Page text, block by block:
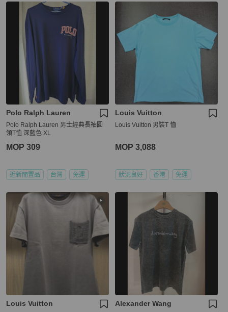
Polo Ralph Lauren
Polo Ralph Lauren 男士經典長袖圓
領T恤 深藍色 XL
MOP 309
近新閒置品 台灣 免運
Louis Vuitton
Louis Vuitton 男裝T 恤
MOP 3,088
狀況良好 香港 免運
Louis Vuitton Alexander Wang